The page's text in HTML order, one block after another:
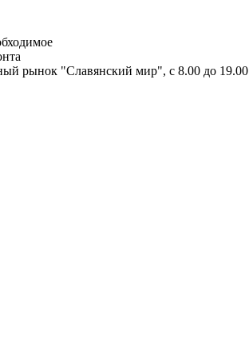
рынок "Славянский мир", с 8.00 до 19.00